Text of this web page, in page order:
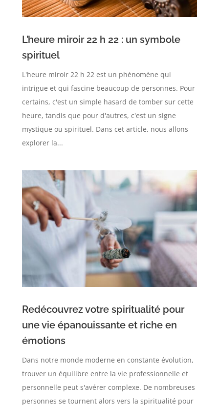
L’heure miroir 22 h 22 : un symbole
spirituel
L'heure miroir 22 h 22 est un phénomène qui
intrigue et qui fascine beaucoup de personnes. Pour
certains, c'est un simple hasard de tomber sur cette
heure, tandis que pour d'autres, c'est un signe
mystique ou spirituel. Dans cet article, nous allons
explorer la...
Redécouvrez votre spiritualité pour
une vie épanouissante et riche en
émotions
Dans notre monde moderne en constante évolution,
trouver un équilibre entre la vie professionnelle et
personnelle peut s'avérer complexe. De nombreuses
personnes se tournent alors vers la spiritualité pour